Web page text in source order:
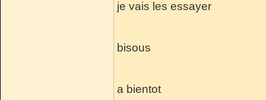
je vais les essayer
bisous
a bientot